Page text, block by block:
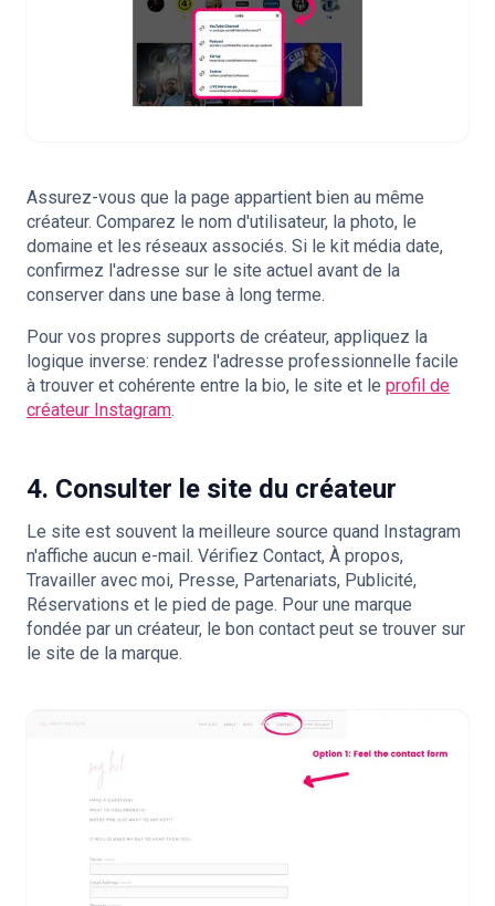
Assurez-vous que la page appartient bien au même
créateur. Comparez le nom d'utilisateur, la photo, le
domaine et les réseaux associés. Si le kit média date,
confirmez l'adresse sur le site actuel avant de la
conserver dans une base à long terme.
Pour vos propres supports de créateur, appliquez la
logique inverse: rendez l'adresse professionnelle facile
à trouver et cohérente entre la bio, le site et le profil de
créateur Instagram.
4. Consulter le site du créateur
Le site est souvent la meilleure source quand Instagram
n'affiche aucun e-mail. Vérifiez Contact, À propos,
Travailler avec moi, Presse, Partenariats, Publicité,
Réservations et le pied de page. Pour une marque
fondée par un créateur, le bon contact peut se trouver sur
le site de la marque.